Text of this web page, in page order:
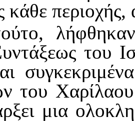
κάθε
του
του
μια